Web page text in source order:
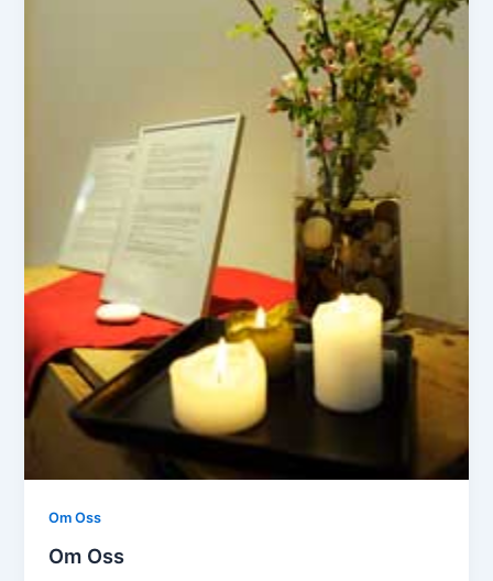
Om Oss
Om Oss